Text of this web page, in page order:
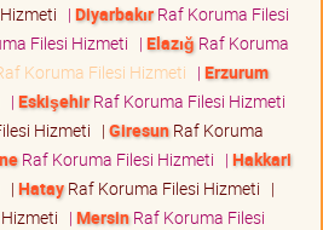
| DiyarbakırRaf Koruma Filesi
Filesi Hizmeti | Elazığ Raf Koruma
Koruma Filesi Hizmeti | Erzurum
| EskişehirRaf Koruma Filesi Hizmeti
Hizmeti | GiresunRaf Koruma
Raf Koruma Filesi Hizmeti | Hakkari
| HatayRaf Koruma Filesi Hizmeti |
| MersinRaf Koruma Filesi